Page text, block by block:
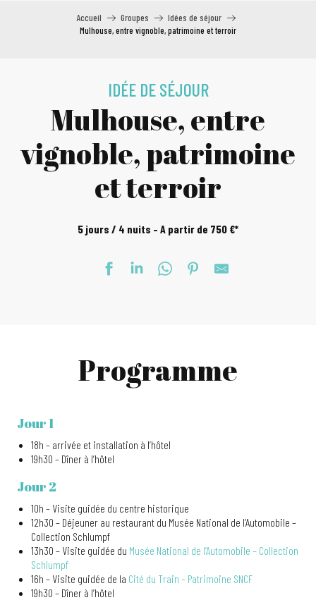
Accueil Groupes
Idées de séjour
Mulhouse, entre vignoble, patrimoine et terroir
IDÉE DE SÉJOUR
Mulhouse, entre
vignoble, patrimoine
et terroir
5 jours / 4 nuits – A partir de 750 €*
Programme
Jour 1
18h – arrivée et installation à l’hôtel
19h30 – Dîner à l’hôtel
Jour 2
10h – Visite guidée du centre historique
12h30 – Déjeuner au restaurant du Musée National de l’Automobile –
Collection Schlumpf
13h30 – Visite guidée du Musée National de l’Automobile – Collection
Schlumpf
16h – Visite guidée de la Cité du Train – Patrimoine SNCF
19h30 – Dîner à l’hôtel